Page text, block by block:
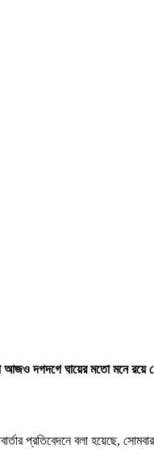
আজও দগদগে ঘায়ের মতো মনে
প্রতিবেদনে বলা হয়েছে,